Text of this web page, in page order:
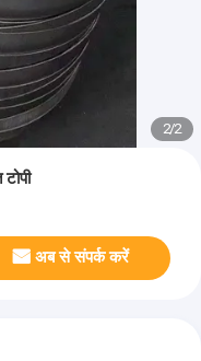
2/2
अब से संपर्क करें